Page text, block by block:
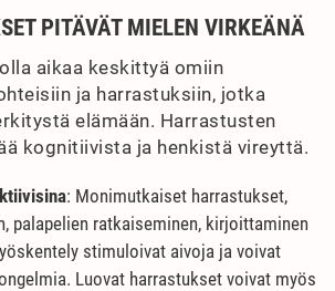
PITÄVÄT MIELEN VIRKEÄNÄ
aikaa keskittyä omiin
ja harrastuksiin, jotka
elämään. Harrastusten
kognitiivista ja henkistä vireyttä.
: Monimutkaiset harrastukset,
palapelien ratkaiseminen, kirjoittaminen
stimuloivat aivoja ja voivat
Luovat harrastukset voivat myös